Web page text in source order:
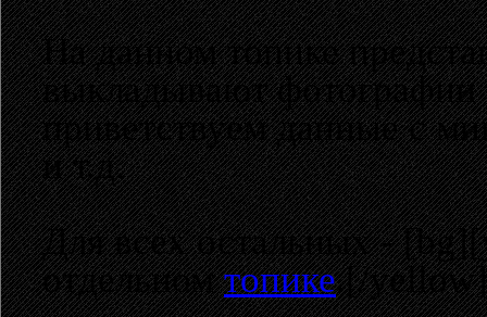
На данном топике
выкладывают
приветствуем данные с
и т.д.
Для всех остальных -
отдельномтопике.[/